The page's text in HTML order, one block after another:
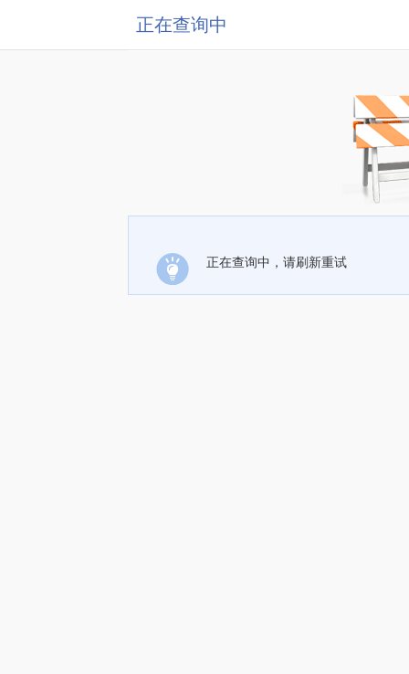
正在查询中
正在查询中，请刷新重试